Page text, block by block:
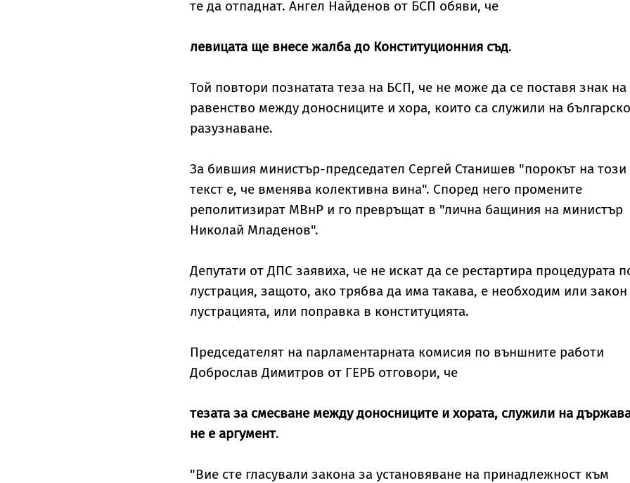
те да отпаднат. Ангел Найденов от БСП обяви, че
левицата ще внесе жалба до Конституционния съд.
Той повтори познатата теза на БСП, че не може да се поставя знак на
равенство между доносниците и хора, които са служили на
разузнаване.
За бившия министър-председател Сергей Станишев "порокът на този
текст е, че вменява колективна вина". Според него промените
реполитизират МВнР и го превръщат в "лична бащиния на министър
Николай Младенов".
Депутати от ДПС заявиха, че не искат да се рестартира процедурата
лустрация, защото, ако трябва да има такава, е необходим или закон
лустрацията, или поправка в конституцията.
Председателят на парламентарната комисия по външните работи
Доброслав Димитров от ГЕРБ отговори, че
тезата за смесване между доносниците и хората, служили на
не е аргумент.
"Вие сте гласували закона за установяване на принадлежност към